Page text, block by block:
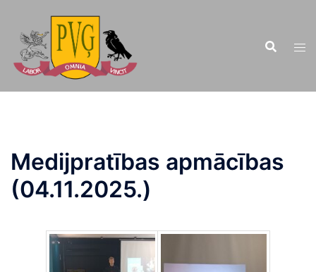
saturu
Medijpratības apmācības
(04.11.2025.)